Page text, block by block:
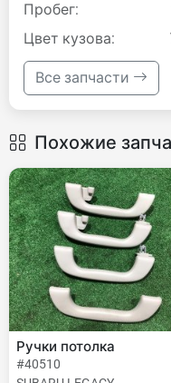
Пробег:
Цвет кузова:
Все запчасти
Похожие
Ручки потолка
#40510